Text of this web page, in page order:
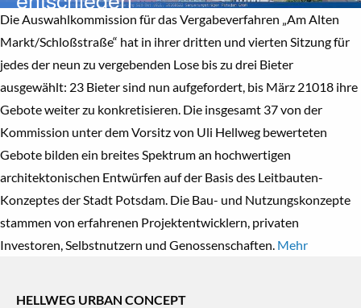
Die Auswahlkommission für das Vergabeverfahren „Am Alten
Markt/Schloßstraße“ hat in ihrer dritten und vierten Sitzung für
jedes der neun zu vergebenden Lose bis zu drei Bieter
ausgewählt: 23 Bieter sind nun aufgefordert, bis März 21018 ihre
Gebote weiter zu konkretisieren. Die insgesamt 37 von der
Kommission unter dem Vorsitz von Uli Hellweg bewerteten
Gebote bilden ein breites Spektrum an hochwertigen
architektonischen Entwürfen auf der Basis des Leitbauten-
Konzeptes der Stadt Potsdam. Die Bau- und Nutzungskonzepte
stammen von erfahrenen Projektentwicklern, privaten
Investoren, Selbstnutzern und Genossenschaften. Mehr
HELLWEG URBAN CONCEPT